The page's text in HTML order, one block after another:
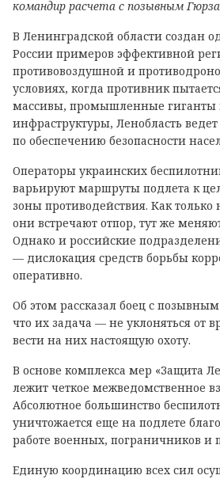
командир расчета с позывным
В Ленинградской области создан
России примеров эффективной
противовоздушной и
условиях, когда противник
массивы, промышленные гиганты
инфраструктуры, Ленобласть
по обеспечению безопасности
Операторы украинских
варьируют маршруты подлета к
зоны противодействия. Как только
они встречают отпор, тут же
Однако и российские
— дислокация средств борьбы
оперативно.
Об этом рассказал боец с
что их задача — не уклоняться от
вести на них настоящую охоту.
В основе комплекса мер «Защита
лежит четкое межведомственное
Абсолютное большинство
уничтожается еще на подлете
работе военных, пограничников и
Единую координацию всех сил